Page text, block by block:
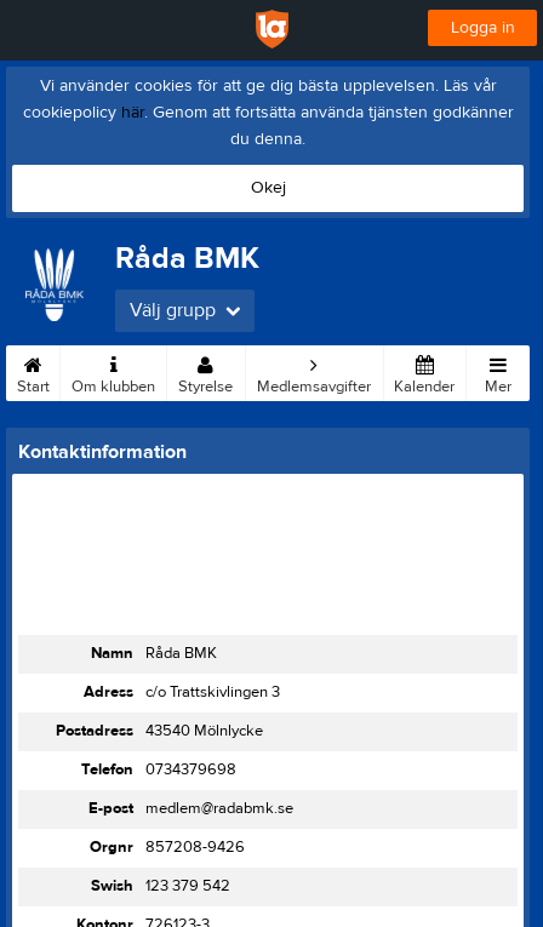
Logga in
Vi använder cookies för att ge dig bästa upplevelsen. Läs vår
cookiepolicy här. Genom att fortsätta använda tjänsten godkänner
du denna.
Okej
Råda BMK
Välj grupp
Start Om klubben Styrelse Medlemsavgifter Kalender Mer
Kontaktinformation
Namn
Råda BMK
Adress
c/o Trattskivlingen 3
Postadress
43540 Mölnlycke
Telefon
0734379698
E-post
medlem@radabmk.se
Orgnr
857208-9426
Swish
123 379 542